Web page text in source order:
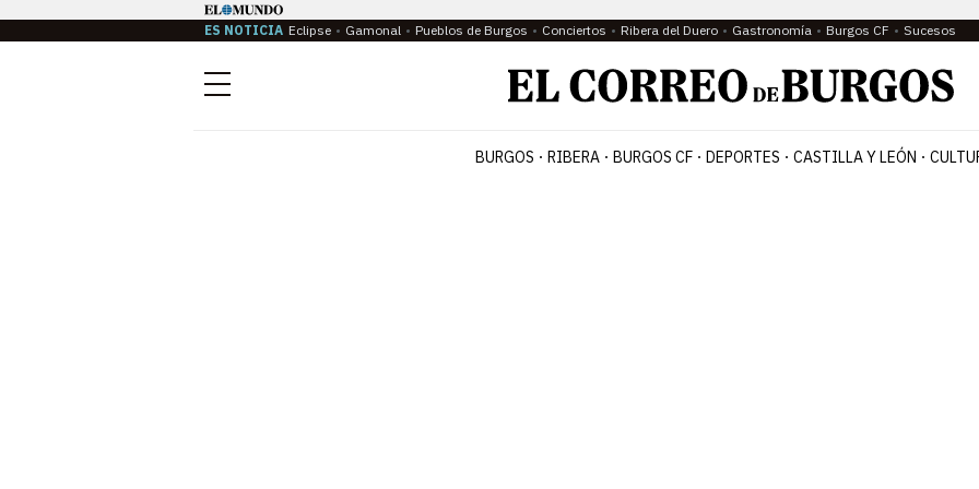
ES NOTICIA Eclipse Gamonal Pueblos de Burgos Conciertos Ribera del Duero Gastronomía Burgos CF Sucesos
Menú
BURGOS RIBERA BURGOS CF DEPORTES CASTILLA Y LEÓN